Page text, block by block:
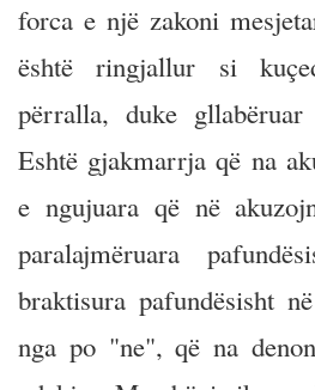
forca e një zakoni
është ringjallur si
përralla, duke gllabëruar
Eshtë gjakmarrja që na
e ngujuara që në
paralajmëruara
braktisura pafundësisht
nga po "ne", që na